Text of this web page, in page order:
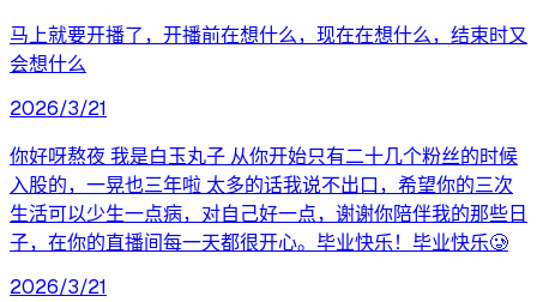
马上就要开播了，开播前在想什么，现在在想什么，结束时又
会想什么
2026/3/21
你好呀熬夜 我是白玉丸子 从你开始只有二十几个粉丝的时候
入股的，一晃也三年啦 太多的话我说不出口，希望你的三次
生活可以少生一点病，对自己好一点，谢谢你陪伴我的那些日
子，在你的直播间每一天都很开心。毕业快乐！毕业快乐🥲
2026/3/21